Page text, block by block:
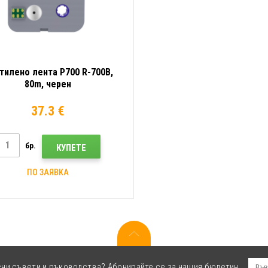
лента P700 R-700B,
80m, черен
37.3 €
бр. КУПЕТЕ
ПО ЗАЯВКА